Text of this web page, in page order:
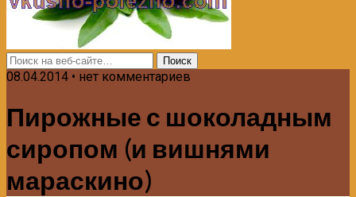
08.04.2014 • нет комментариев
Пирожные с шоколадным
сиропом (и вишнями
мараскино)